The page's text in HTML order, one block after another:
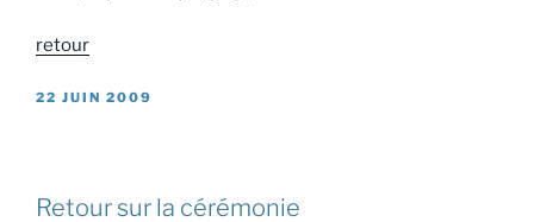
retour
PUBLIÉ
22 JUIN 2009
Retour sur la cérémonie